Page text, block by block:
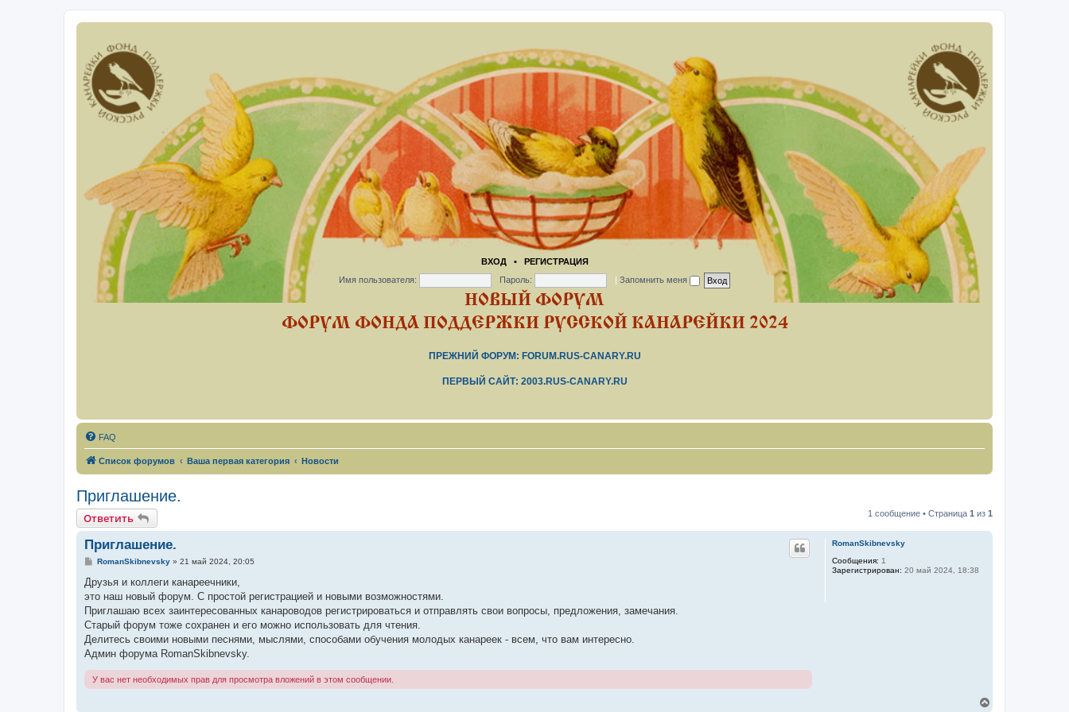
ВХОД• РЕГИСТРАЦИЯ
Имя пользователя:
Пароль: | Запомнить меня
НОВЫЙ ФОРУМ
ФОРУМ ФОНДА ПОДДЕРЖКИ РУССКОЙ КАНАРЕЙКИ 2024
ПРЕЖНИЙ ФОРУМ: FORUM.RUS-CANARY.RU
ПЕРВЫЙ САЙТ: 2003.RUS-CANARY.RU
FAQ
Список форумов Ваша первая категория Новости
Приглашение.
Ответить 1 сообщение • Страница 1 из 1
RomanSkibnevsky
Сообщения: 1
Зарегистрирован: 20 май 2024, 18:38
Приглашение.
С
о
б
щ
е
и
е
RomanSkibnevsky» 21 май 2024, 20:05
Друзья и коллеги канареечники,
это наш новый форум. С простой регистрацией и новыми возможностями.
Приглашаю всех заинтересованных канароводов регистрироваться и отправлять свои вопросы, предложения, замечания.
Старый форум тоже сохранен и его можно использовать для чтения.
Делитесь своими новыми песнями, мыслями, способами обучения молодых канареек - всем, что вам интересно.
Админ форума RomanSkibnevsky.
У вас нет необходимых прав для просмотра вложений в этом сообщении.